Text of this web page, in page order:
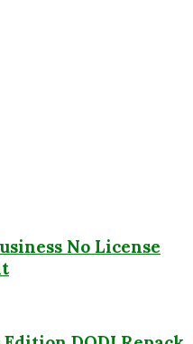
No License